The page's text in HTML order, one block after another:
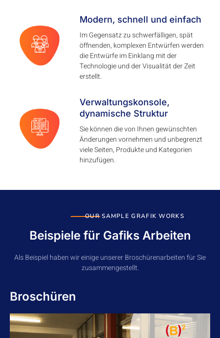
Modern, schnell und einfach
Im Gegensatz zu schwerfälligen, spät
öffnenden, komplexen Entwürfen werden
die Entwürfe im Einklang mit der
Technologie und der Visualität der Zeit
erstellt.
Verwaltungskonsole,
dynamische Struktur
Sie können die von Ihnen gewünschten
Änderungen vornehmen und unbegrenzt
viele Seiten, Produkte und Kategorien
hinzufügen.
OUR SAMPLE GRAFIK WORKS
Beispiele für Gafiks Arbeiten
Als Beispiel haben wir einige unserer Broschürenarbeiten für Sie
zusammengestellt.
Broschüren